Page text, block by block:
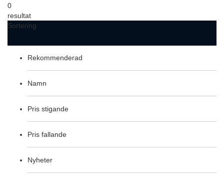
0
resultat
Sortering
Rekommenderad
Namn
Pris stigande
Pris fallande
Nyheter